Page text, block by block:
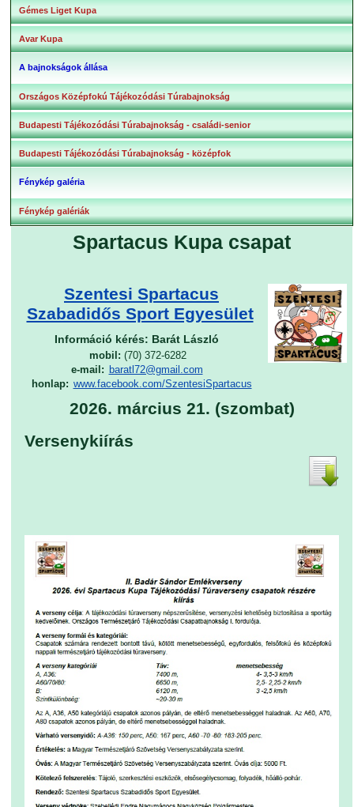
Gémes Liget Kupa
Avar Kupa
A bajnokságok állása
Országos Középfokú Tájékozódási Túrabajnokság
Budapesti Tájékozódási Túrabajnokság - családi-senior
Budapesti Tájékozódási Túrabajnokság - középfok
Fénykép galéria
Fénykép galériák
Spartacus Kupa csapat
Szentesi Spartacus
Szabadidős Sport Egyesület
Információ kérés: Barát László
mobil: (70) 372-6282
e-mail:
baratl72@gmail.com
honlap: www.facebook.com/SzentesiSpartacus
2026. március 21. (szombat)
Versenykiírás